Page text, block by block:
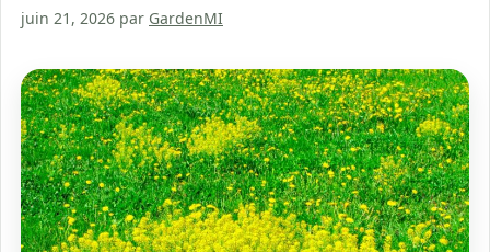
juin 21, 2026 par GardenMI